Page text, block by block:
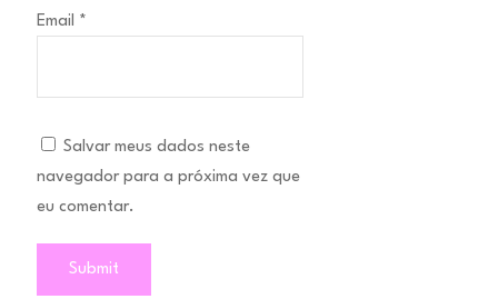
Email *
Salvar meus dados neste
navegador para a próxima vez que
eu comentar.